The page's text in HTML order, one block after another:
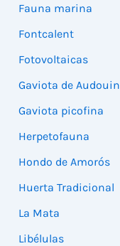
Fauna marina
Fontcalent
Fotovoltaicas
Gaviota de Audouin
Gaviota picofina
Herpetofauna
Hondo de Amorós
Huerta Tradicional
La Mata
Libélulas